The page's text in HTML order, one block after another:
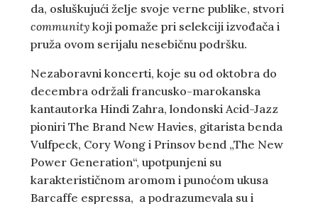
da, osluškujući želje svoje verne publike, stvori
communitykoji pomaže pri selekciji izvođača i
pruža ovom serijalu nesebičnu podršku.
Nezaboravni koncerti, koje su od oktobra do
decembra održali francusko-marokanska
kantautorka Hindi Zahra, londonski Acid-Jazz
pioniri The Brand New Havies, gitarista benda
Vulfpeck, Cory Wong i Prinsov bend „The New
Power Generation“, upotpunjeni su
karakterističnom aromom i punoćom ukusa
Barcaffe espressa, a podrazumevala su i